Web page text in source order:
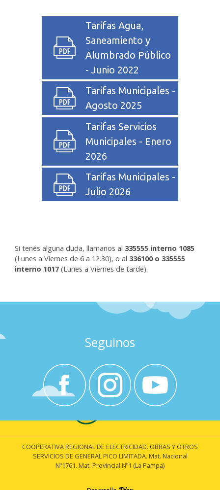
Tarifas Agua,
Saneamiento y
Alumbrado Público
- Junio 2022
Tarifas Municipales -
Agosto 2025
Tarifas Servicios
Municipales - Enero
2026
Tarifas Municipales -
Julio 2026
Si tenés alguna duda, llamanos al 335555 interno 1085
(Lunes a Viernes de 6 a 12.30), o al 336100 o 335555
interno 1017 (Lunes a Viernes de tarde).
Seguinos
COOPERATIVA REGIONAL DE ELECTRICIDAD. OBRAS Y OTROS
SERVICIOS DE GENERAL PICO LIMITADA. Mat. Nacional
Nº1761. Mat. Provincial Nº1 (La Pampa)